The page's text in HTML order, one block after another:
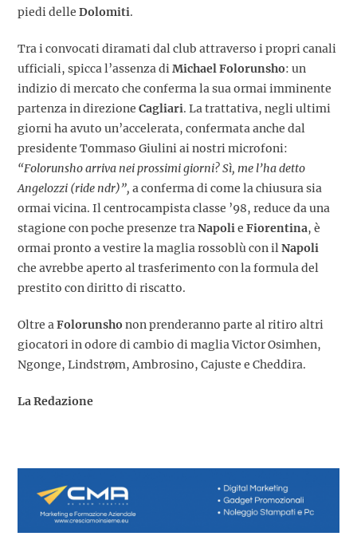
piedi delle Dolomiti.
Tra i convocati diramati dal club attraverso i propri canali
ufficiali, spicca l’assenza diMichael Folorunsho: un
indizio di mercato che conferma la sua ormai imminente
partenza in direzione Cagliari. La trattativa, negli ultimi
giorni ha avuto un’accelerata, confermata anche dal
presidente Tommaso Giulini ai nostri microfoni:
“Folorunsho arriva nei prossimi giorni? Sì, me l’ha detto
Angelozzi (ride ndr)”, a conferma di come la chiusura sia
ormai vicina. Il centrocampista classe ’98, reduce da una
stagione con poche presenze traNapolie Fiorentina, è
ormai pronto a vestire la maglia rossoblù con ilNapoli
che avrebbe aperto al trasferimento con la formula del
prestito con diritto di riscatto.
Oltre aFolorunsho non prenderanno parte al ritiro altri
giocatori in odore di cambio di maglia Victor Osimhen,
Ngonge, Lindstrøm, Ambrosino, Cajuste e Cheddira.
La Redazione